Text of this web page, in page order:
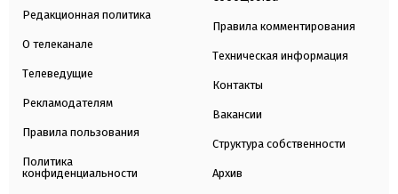
Редакционная политика
О телеканале
Телеведущие
Рекламодателям
Правила пользования
Политика
конфиденциальности
Правила комментирования
Техническая информация
Контакты
Вакансии
Структура собственности
Архив